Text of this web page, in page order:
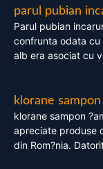
parul pubian
Parul pubian
confrunta odata cu
alb era asociat cu
klorane sampon
klorane sampon
apreciate produse
din Rom?nia.